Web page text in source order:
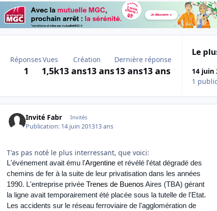
Réponses
1
Vues
1,5k
Création
13 ans13 ans
Dernière réponse
13 ans13 ans
Le
14 juin
1
Invité Fabr Invités
Publication: 14 juin 201313 ans
T'as pas noté le plus interressant, que voici:
L'événement avait ému l'Argentine et révélé l'état dégradé des
chemins de fer à la suite de leur privatisation dans les années
1990. L'entreprise privée Trenes de Buenos Aires (TBA) gérant
la ligne avait temporairement été placée sous la tutelle de l'Etat.
Les accidents sur le réseau ferroviaire de l'agglomération de